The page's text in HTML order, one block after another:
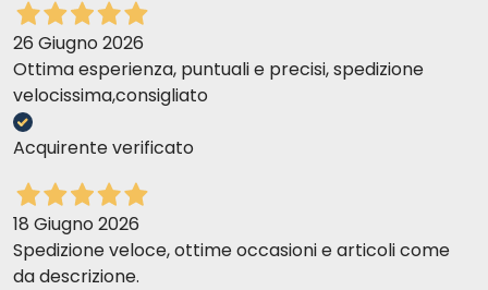
26 Giugno 2026
Ottima esperienza, puntuali e precisi, spedizione
velocissima,consigliato
Acquirente verificato
18 Giugno 2026
Spedizione veloce, ottime occasioni e articoli come
da descrizione.